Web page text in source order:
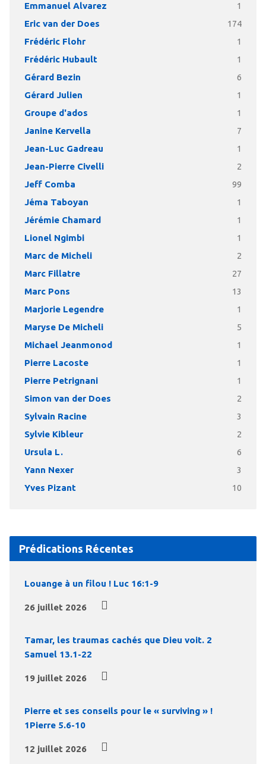
Emmanuel Alvarez 1
Eric van der Does 174
Frédéric Flohr 1
Frédéric Hubault 1
Gérard Bezin 6
Gérard Julien 1
Groupe d'ados 1
Janine Kervella 7
Jean-Luc Gadreau 1
Jean-Pierre Civelli 2
Jeff Comba 99
Jéma Taboyan 1
Jérémie Chamard 1
Lionel Ngimbi 1
Marc de Micheli 2
Marc Fillatre 27
Marc Pons 13
Marjorie Legendre 1
Maryse De Micheli 5
Michael Jeanmonod 1
Pierre Lacoste 1
Pierre Petrignani 1
Simon van der Does 2
Sylvain Racine 3
Sylvie Kibleur 2
Ursula L. 6
Yann Nexer 3
Yves Pizant 10
Prédications Récentes
Louange à un filou ! Luc 16:1-9
26 juillet 2026
Tamar, les traumas cachés que Dieu voit. 2
Samuel 13.1-22
19 juillet 2026
Pierre et ses conseils pour le « surviving » !
1Pierre 5.6-10
12 juillet 2026